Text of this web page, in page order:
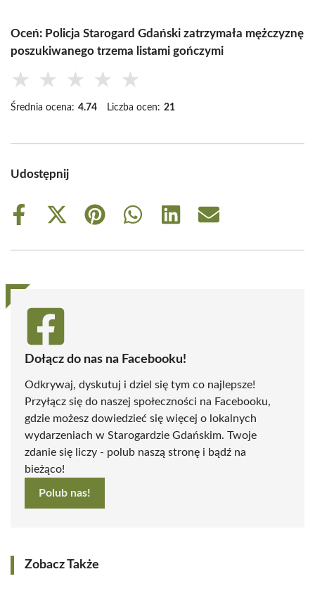
Oceń: Policja Starogard Gdański zatrzymała mężczyznę
poszukiwanego trzema listami gończymi
★ ★ ★ ★ ★
Średnia ocena: 4.74 Liczba ocen: 21
Udostępnij
Share
Share
(Twitter)
Share
Share
Share
Share
Dołącz do nas na Facebooku!
Odkrywaj, dyskutuj i dziel się tym co najlepsze!
Przyłącz się do naszej społeczności na Facebooku,
gdzie możesz dowiedzieć się więcej o lokalnych
wydarzeniach w Starogardzie Gdańskim. Twoje
zdanie się liczy - polub naszą stronę i bądź na
bieżąco!
Polub nas!
Zobacz Także